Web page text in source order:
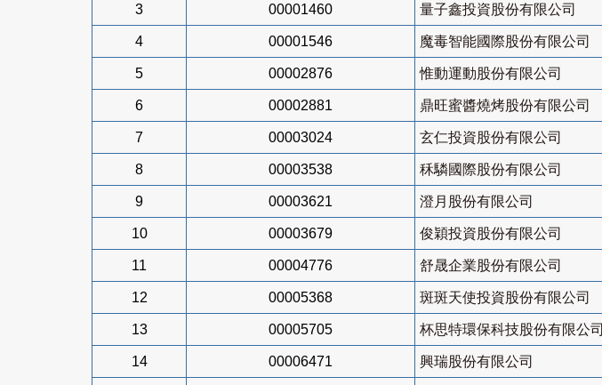
3 00001460 量子鑫投資股份有限公司
4 00001546 魔毒智能國際股份有限公司
5 00002876 惟動運動股份有限公司
6 00002881 鼎旺蜜醬燒烤股份有限公司
7 00003024 玄仁投資股份有限公司
8 00003538 秝驎國際股份有限公司
9 00003621 澄月股份有限公司
10 00003679 俊穎投資股份有限公司
11 00004776 舒晟企業股份有限公司
12 00005368 斑斑天使投資股份有限公司
13 00005705 杯思特環保科技股份有限公司
14 00006471 興瑞股份有限公司